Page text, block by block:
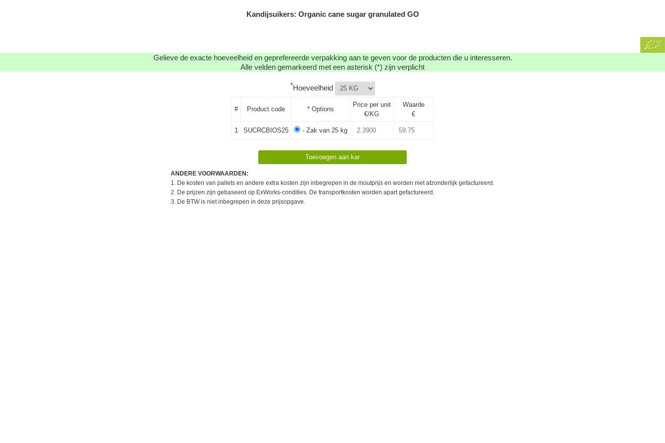
Kandijsuikers: Organic cane sugar granulated GO
Gelieve de exacte hoeveelheid en geprefereerde verpakking aan te geven voor de producten die u interesseren.
Alle velden gemarkeerd met een asterisk (*) zijn verplicht
*Hoeveelheid
# Product code * Options
Price per unit
€/KG
Waarde
€
1 SUCRCBIOS25 - Zak van 25 kg
ANDERE VOORWAARDEN:
1. De kosten van pallets en andere extra kosten zijn inbegrepen in de moutprijs en worden niet afzonderlijk gefactureerd.
2. De prijzen zijn gebaseerd op ExWorks-condities. De transportkosten worden apart gefactureerd.
3. De BTW is niet inbegrepen in deze prijsopgave.